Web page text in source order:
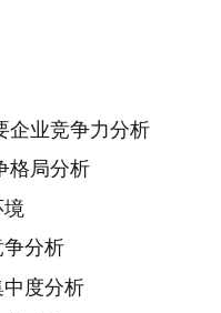
企业竞争力分析
格局分析
境
分析
度分析